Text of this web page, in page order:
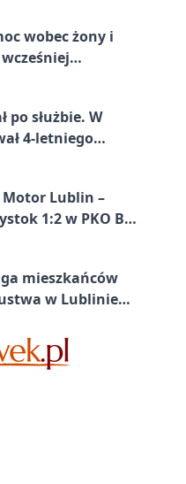
wobec żony i
po służbie. W
4-letniego
Motor Lublin –
1:2 w PKO BP
remis
mieszkańców
w Lublinie